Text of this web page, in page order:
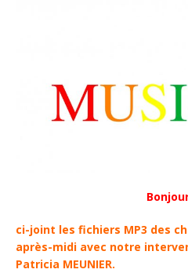
ci-joint les fichiers MP3 des
après-midi avec notre
Patricia MEUNIER.